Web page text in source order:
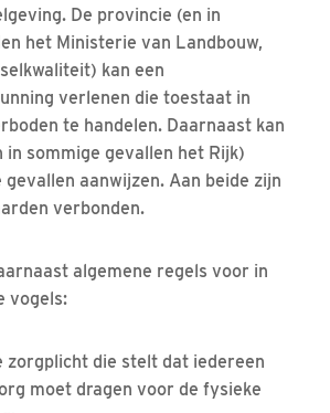
De provincie (en in
het Ministerie van Landbouw,
kan een
verlenen die toestaat in
te handelen. Daarnaast kan
in sommige gevallen het Rijk)
aanwijzen. Aan beide zijn
verbonden.
algemene regels voor in
vogels:
zorgplicht die stelt dat iedereen
moet dragen voor de fysieke